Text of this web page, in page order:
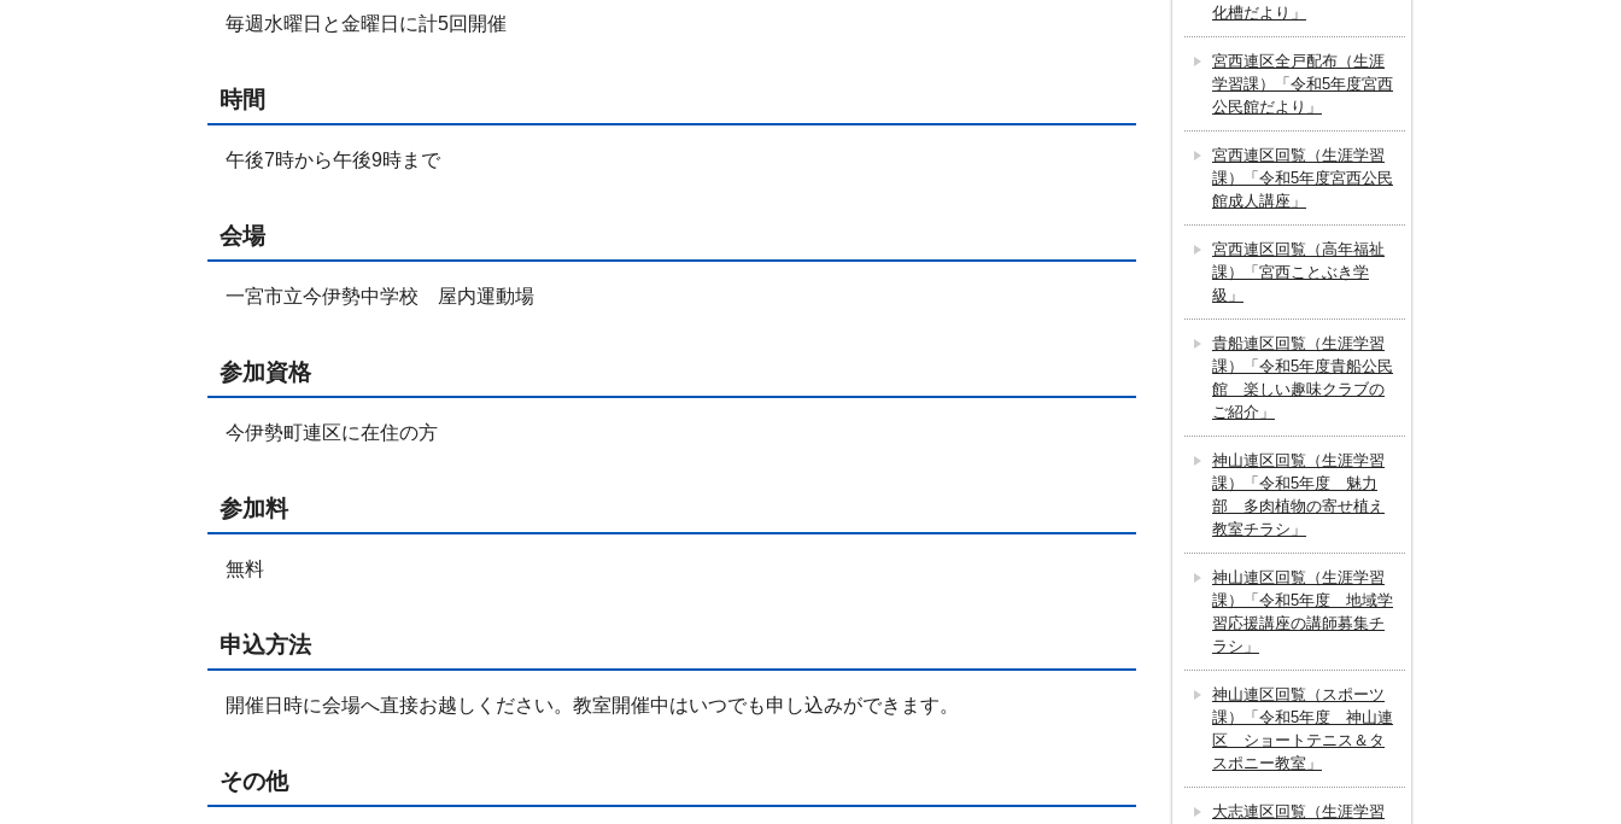
毎週水曜日と金曜日に計5回開催
時間
午後7時から午後9時まで
会場
一宮市立今伊勢中学校 屋内運動場
参加資格
今伊勢町連区に在住の方
参加料
無料
申込方法
開催日時に会場へ直接お越しください。教室開催中はいつでも申し込みができます。
その他
化槽だより」
宮西連区全戸配布（生涯
学習課）「令和5年度宮西
公民館だより」
宮西連区回覧（生涯学習
課）「令和5年度宮西公民
館成人講座」
宮西連区回覧（高年福祉
課）「宮西ことぶき学
級」
貴船連区回覧（生涯学習
課）「令和5年度貴船公民
館 楽しい趣味クラブの
ご紹介」
神山連区回覧（生涯学習
課）「令和5年度 魅力
部 多肉植物の寄せ植え
教室チラシ」
神山連区回覧（生涯学習
課）「令和5年度 地域学
習応援講座の講師募集チ
ラシ」
神山連区回覧（スポーツ
課）「令和5年度 神山連
区 ショートテニス＆タ
スポニー教室」
大志連区回覧（生涯学習